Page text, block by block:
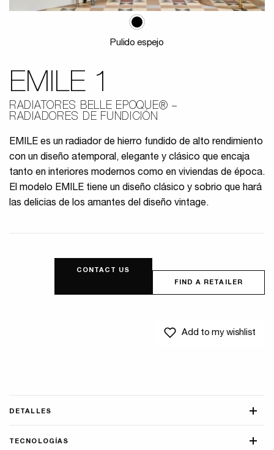
Pulido espejo
EMILE 1
RADIATORES BELLE EPOQUE®
RADIADORES DE FUNDICIÓN
EMILE es un radiador de hierro fundido de alto rendimiento
con un diseño atemporal, elegante y clásico que encaja
tanto en interiores modernos como en viviendas de época.
El modelo EMILE tiene un diseño clásico y sobrio que hará
las delicias de los amantes del diseño vintage.
FIND A RETAILER
CONTACT US
Add to my wishlist
DETALLES
TECNOLOGÍAS